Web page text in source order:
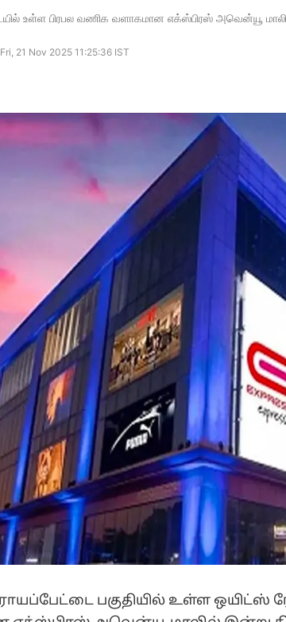
உள்ள பிரபல வணிக வளாகமான எக்ஸ்பிரஸ் அவென்யூ
Fri, 21 Nov 2025 11:25:36 IST
பகுதியில் உள்ள ஒயிட்ஸ்